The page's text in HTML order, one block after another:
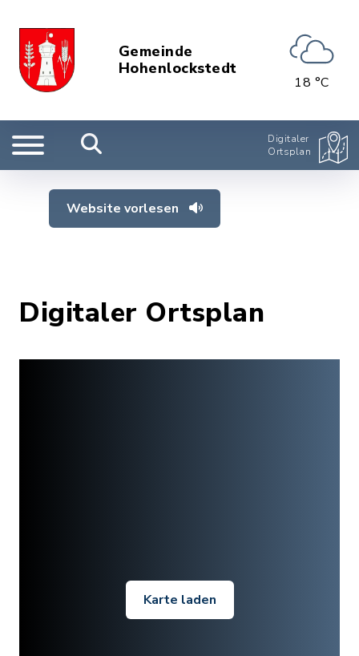
Gemeinde
Hohenlockstedt
18 °C
Digitaler
Ortsplan
Website vorlesen
Digitaler Ortsplan
Karte laden